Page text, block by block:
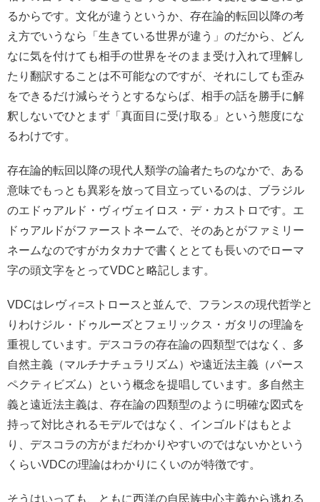
るからです。文化が違うというか、存在論的転回以降の考
え方でいうなら「生きている世界が違う」のだから、どん
なに気を付けても相手の世界をそのまま受け入れて理解し
たり翻訳することは不可能なのですが、それにしても歪み
をできるだけ減らそうとするならば、相手の話を勝手に解
釈しないでひとまず「真面目に受け取る」という態度にな
るわけです。
存在論的転回以降の現代人類学の論者たちのなかで、ある
意味でもっとも異彩を放って目立っているのは、ブラジル
のエドゥアルド・ヴィヴェイロス・デ・カストロです。エ
ドゥアルドがファーストネームで、そのあとがファミリー
ネームなのですがカタカナで書くととても長いのでローマ
字の頭文字をとってVDCと略記します。
VDCはレヴィ=ストロースと並んで、フランスの現代哲学と
りわけジル・ドゥルーズとフェリックス・ガタリの理論を
重視しています。デスコラの存在論の四類型ではなく、多
自然主義（マルチナチュラリズム）や遠近法主義（パース
ペクティビズム）という概念を提唱しています。多自然主
義と遠近法主義は、存在論の四類型のように明確な図式を
持って対比されるモデルではなく、インゴルドはもとよ
り、デスコラの方がまだわかりやすいのではないかという
くらいVDCの理論はわかりにくいのが特徴です。
そうはいっても、ともに西洋の自民族中心主義から逃れる